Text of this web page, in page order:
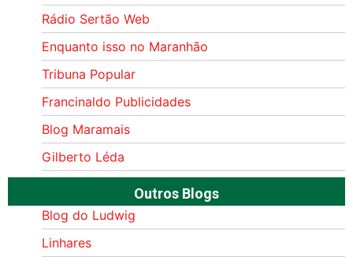
Rádio Sertão Web
Enquanto isso no Maranhão
Tribuna Popular
Francinaldo Publicidades
Blog Maramais
Gilberto Léda
Outros Blogs
Blog do Ludwig
Linhares